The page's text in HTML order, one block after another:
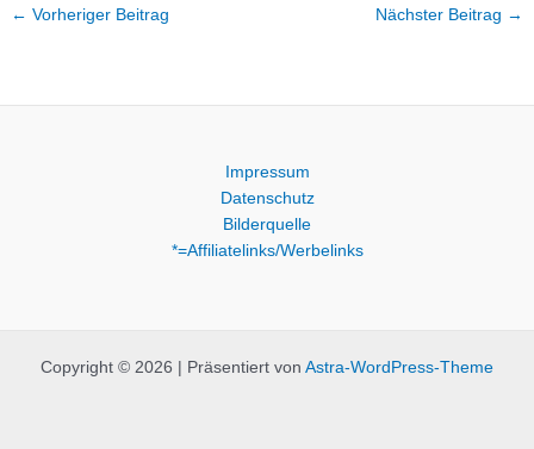
← Vorheriger Beitrag Nächster Beitrag →
Impressum
Datenschutz
Bilderquelle
*=Affiliatelinks/Werbelinks
Copyright © 2026 | Präsentiert von Astra-WordPress-Theme